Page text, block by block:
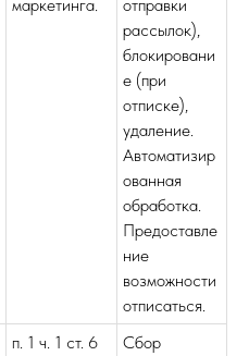
маркетинга.
отправки
рассылок),
блокировани
е (при
отписке),
удаление.
Автоматизир
ованная
обработка.
Предоставле
ние
возможности
отписаться.
п. 1 ч. 1 ст. 6
Сбор